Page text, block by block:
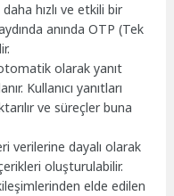
daha hızlı ve etkili bir
anında OTP (Tek
olarak yanıt
Kullanıcı yanıtları
ve süreçler buna
verilerine dayalı olarak
oluşturulabilir.
elde edilen